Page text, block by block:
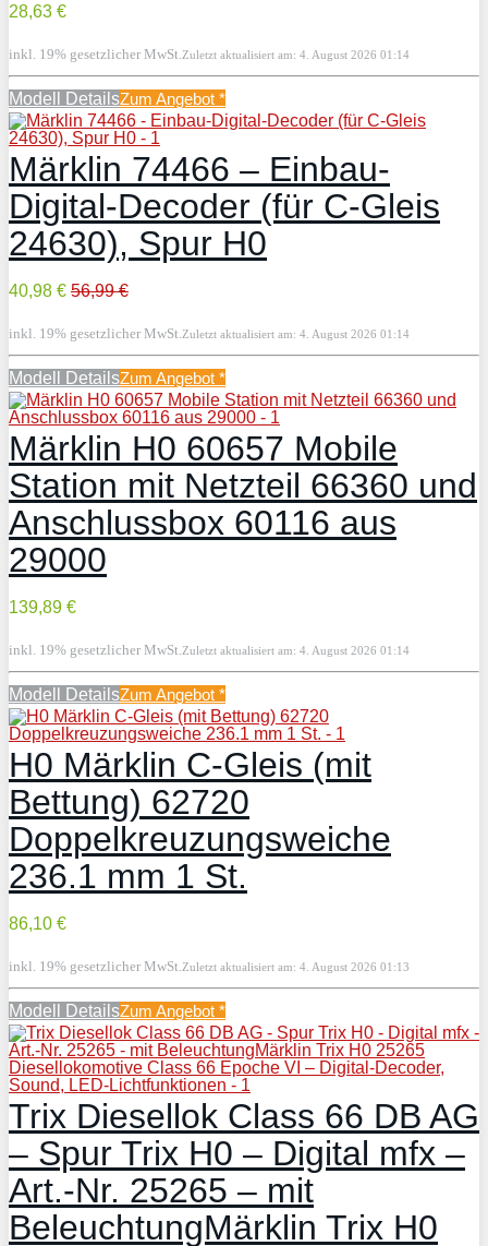
28,63 €
inkl. 19% gesetzlicher MwSt. Zuletzt aktualisiert am: 4. August 2026 01:14
Modell DetailsZum Angebot *
Märklin 74466 – Einbau-
Digital-Decoder (für C-Gleis
24630), Spur H0
40,98 € 56,99 €
inkl. 19% gesetzlicher MwSt. Zuletzt aktualisiert am: 4. August 2026 01:14
Modell DetailsZum Angebot *
Märklin H0 60657 Mobile
Station mit Netzteil 66360 und
Anschlussbox 60116 aus
29000
139,89 €
inkl. 19% gesetzlicher MwSt. Zuletzt aktualisiert am: 4. August 2026 01:14
Modell DetailsZum Angebot *
H0 Märklin C-Gleis (mit
Bettung) 62720
Doppelkreuzungsweiche
236.1 mm 1 St.
86,10 €
inkl. 19% gesetzlicher MwSt. Zuletzt aktualisiert am: 4. August 2026 01:13
Modell DetailsZum Angebot *
Trix Diesellok Class 66 DB AG
– Spur Trix H0 – Digital mfx –
Art.-Nr. 25265 – mit
BeleuchtungMärklin Trix H0